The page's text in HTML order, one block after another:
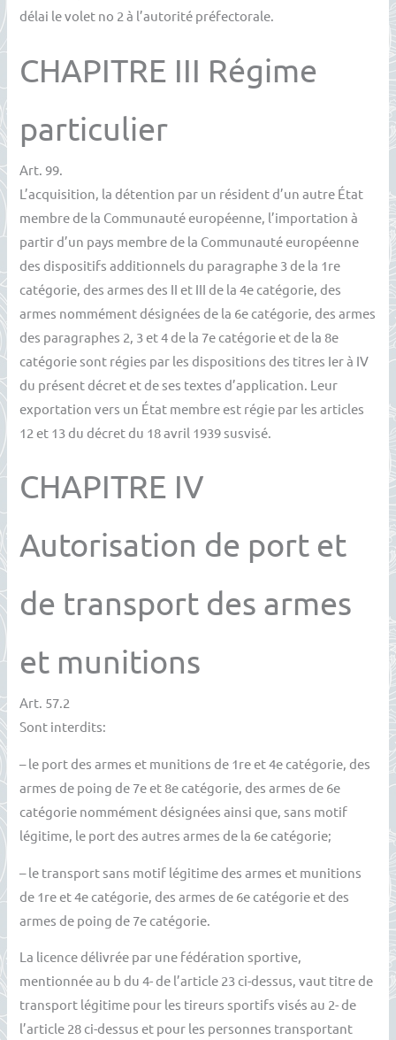
délai le volet no 2 à l’autorité préfectorale.
CHAPITRE III Régime
particulier
Art. 99.
L’acquisition, la détention par un résident d’un autre État
membre de la Communauté européenne, l’importation à
partir d’un pays membre de la Communauté européenne
des dispositifs additionnels du paragraphe 3 de la 1re
catégorie, des armes des II et III de la 4e catégorie, des
armes nommément désignées de la 6e catégorie, des armes
des paragraphes 2, 3 et 4 de la 7e catégorie et de la 8e
catégorie sont régies par les dispositions des titres Ier à IV
du présent décret et de ses textes d’application. Leur
exportation vers un État membre est régie par les articles
12 et 13 du décret du 18 avril 1939 susvisé.
CHAPITRE IV
Autorisation de port et
de transport des armes
et munitions
Art. 57.2
Sont interdits:
– le port des armes et munitions de 1re et 4e catégorie, des
armes de poing de 7e et 8e catégorie, des armes de 6e
catégorie nommément désignées ainsi que, sans motif
légitime, le port des autres armes de la 6e catégorie;
– le transport sans motif légitime des armes et munitions
de 1re et 4e catégorie, des armes de 6e catégorie et des
armes de poing de 7e catégorie.
La licence délivrée par une fédération sportive,
mentionnée au b du 4- de l’article 23 ci-dessus, vaut titre de
transport légitime pour les tireurs sportifs visés au 2- de
l’article 28 ci-dessus et pour les personnes transportant